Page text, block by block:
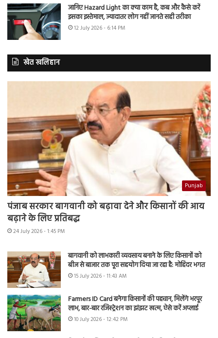
जानिए Hazard Light का क्या काम है, कब और कैसे करें
इसका इस्तेमाल, ज्यादातर लोग नहीं जानते सही तरीका
12 July 2026 - 6:14 PM
खेत खलिहान
Punjab
पंजाब सरकार बागवानी को बढ़ावा देने और किसानों की आय
बढ़ाने के लिए प्रतिबद्ध
24 July 2026 - 1:45 PM
बागवानी को लाभकारी व्यवसाय बनाने के लिए किसानों को
बीज से बाजार तक पूरा सहयोग दिया जा रहा है: मोहिंदर भगत
15 July 2026 - 11:43 AM
Farmers ID Card बनेगा किसानों की पहचान, मिलेंगे भरपूर
लाभ, बार-बार रजिस्ट्रेशन का झंझट खत्म, ऐसे करें अप्लाई
10 July 2026 - 12:42 PM